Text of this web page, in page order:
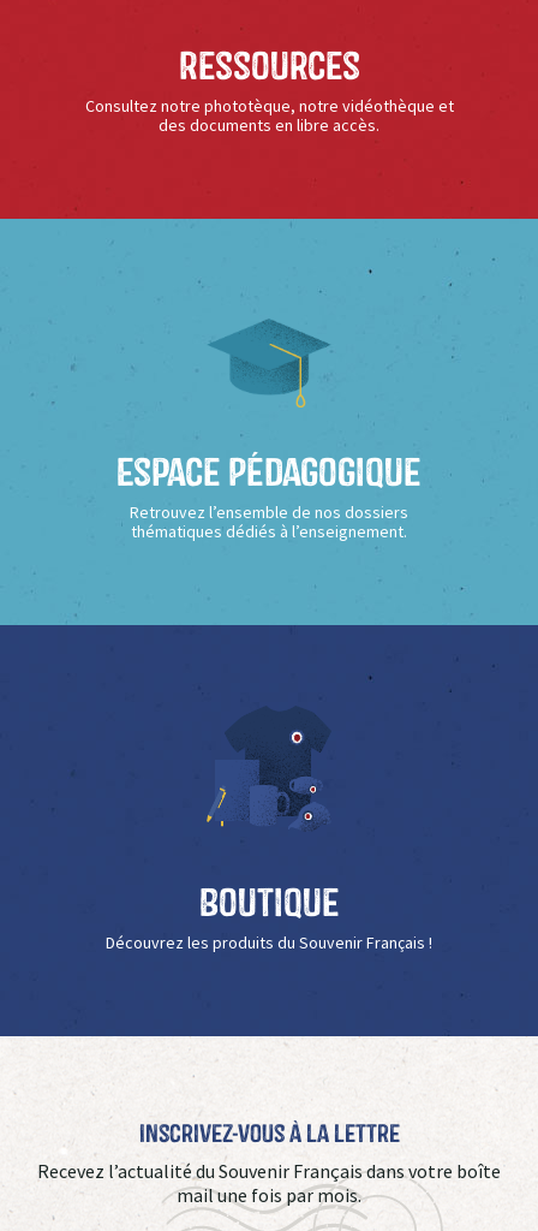
Ressources
Consultez notre phototèque, notre vidéothèque et
des documents en libre accès.
Espace Pédagogique
Retrouvez l’ensemble de nos dossiers
thématiques dédiés à l’enseignement.
Boutique
Découvrez les produits du Souvenir Français !
Inscrivez-vous à La Lettre
Recevez l’actualité du Souvenir Français dans votre boîte
mail une fois par mois.